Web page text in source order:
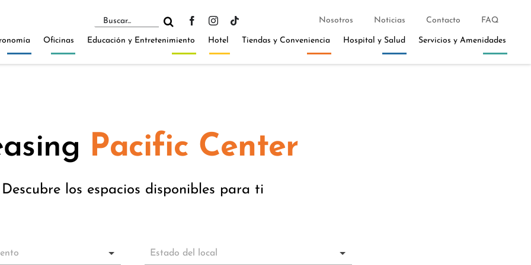
Buscar: Nosotros Noticias Contacto FAQ
Oficinas Educación y Entretenimiento Hotel Tiendas y Conveniencia Hospital y Salud Servicios y Amenidades
Pacific Center
Descubre los espacios disponibles para ti
Estado del local